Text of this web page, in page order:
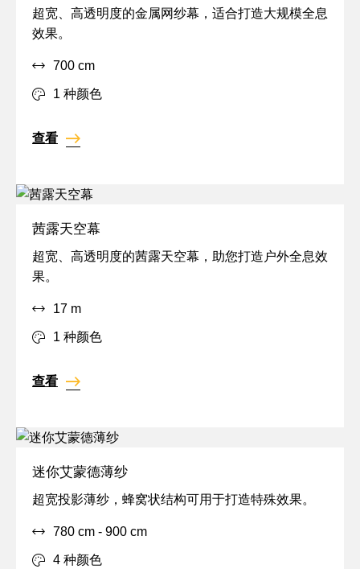
超宽、高透明度的金属网纱幕，适合打造大规模全息
效果。
全
息,
影,
透
700 cm
1 种颜色
查看
茜露天空幕
超宽、高透明度的茜露天空幕，助您打造户外全息效
果。
全
息,
户
外,
影,
宽
17 m
1 种颜色
查看
迷你艾蒙德薄纱
超宽投影薄纱，蜂窝状结构可用于打造特殊效果。
投
透
明,
780 cm - 900 cm
4 种颜色